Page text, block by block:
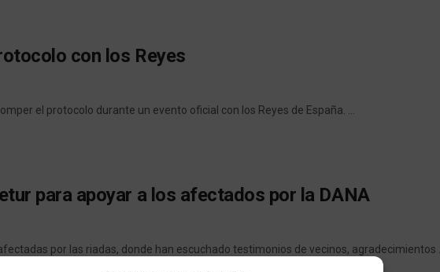
con los Reyes
el protocolo durante un evento oficial con los Reyes de España. ...
para apoyar a los afectados por la DANA
por las riadas, donde han escuchado testimonios de vecinos, agradecimientos ...